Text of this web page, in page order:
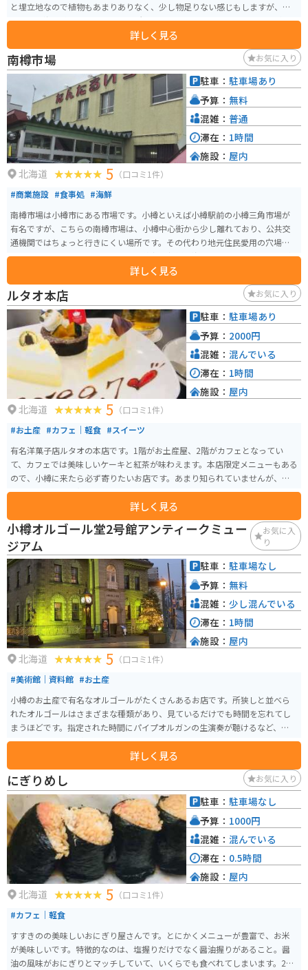
と埋立地なので植物もあまりありなく、少し物足りない感じもしますが、の
んびりと海を眺めるには最高の場所といえます。特に、フェリー乗り場が近
いので、船が好きな方にとってはいいのではないかと思います。駐車場は広
くはありませんが、それほど混雑することもないので、問題はないと思いま
す。
詳しく見る
南樽市場 お気に入り
北海道 5 （口コミ1件）
#商業施設 #食事処 #海鮮
南樽市場は小樽市にある市場です。小樽といえば小樽駅前の小樽三角市場が
有名ですが、こちらの南樽市場は、小樽中心街から少し離れており、公共交
通機関ではちょっと行きにくい場所です。その代わり地元住民愛用の穴場ス
ポットであるため、リーズナブルな値段で新鮮な海産物の他、多数のお店が
詳しく見る
駐車： 駐車場あり
予算： 無料
混雑： 普通
滞在： 1時間
施設： 屋内
ルタオ本店 お気に入り
北海道 5 （口コミ1件）
#お土産 #カフェ｜軽食 #スイーツ
有名洋菓子店ルタオの本店です。1階がお土産屋、2階がカフェとなってい
て、カフェでは美味しいケーキと紅茶が味わえます。本店限定メニューもある
ので、小樽に来たら必ず寄りたいお店です。あまり知られていませんが、ス
イーツだけでなく紅茶も美味しいので要チェックを。お土産にも買えるの
で、オシャレなお土産として紅茶缶を買っても喜ばれます。
詳しく見る
駐車： 駐車場あり
予算： 2000円
混雑： 混んでいる
滞在： 1時間
施設： 屋内
小樽オルゴール堂2号館アンティークミュー
ジアム
お気に入
り
北海道 5 （口コミ1件）
#美術館｜資料館 #お土産
小樽のお土産で有名なオルゴールがたくさんあるお店です。所狭しと並べら
れたオルゴールはさまざまな種類があり、見ているだけでも時間を忘れてし
まうほどです。指定された時間にパイプオルガンの生演奏が聴けるなど、ここ
でしかできない体験もあります。
詳しく見る
駐車： 駐車場なし
予算： 無料
混雑： 少し混んでいる
滞在： 1時間
施設： 屋内
にぎりめし お気に入り
北海道 5 （口コミ1件）
#カフェ｜軽食
すすきのの美味しいおにぎり屋さんです。とにかくメニューが豊富で、お米
が美味しいです。特徴的なのは、塩握りだけでなく醤油握りがあること。醤
油の風味がおにぎりとマッチしていて、いくらでも食べれてしまいます。24
駐車： 駐車場なし
予算： 1000円
混雑： 混んでいる
滞在： 0.5時間
施設： 屋内